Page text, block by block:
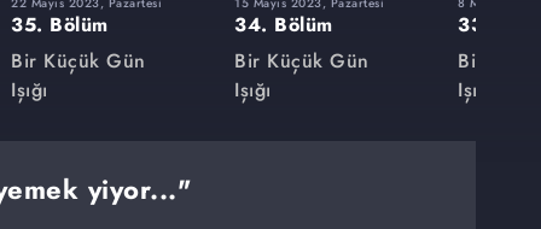
35. Bölüm
Bir Küçük Gün
Işığı
34. Bölüm
Bir Küçük Gün
Işığı
33. Bölüm
Bir
Işığı
yiyor..."